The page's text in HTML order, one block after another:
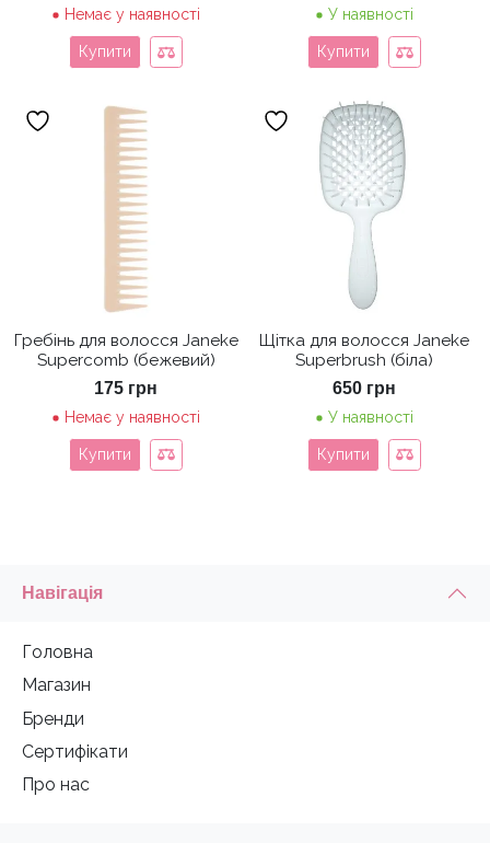
Немає у наявності
Купити
У наявності
Купити
Гребінь для волосся Janeke
Supercomb (бежевий)
175 грн
Немає у наявності
Купити
Щітка для волосся Janeke
Superbrush (біла)
650 грн
У наявності
Купити
Навігація
Головна
Магазин
Бренди
Сертифікати
Про нас